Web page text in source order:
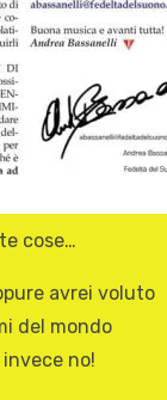
cose…
avrei voluto
del mondo
no!